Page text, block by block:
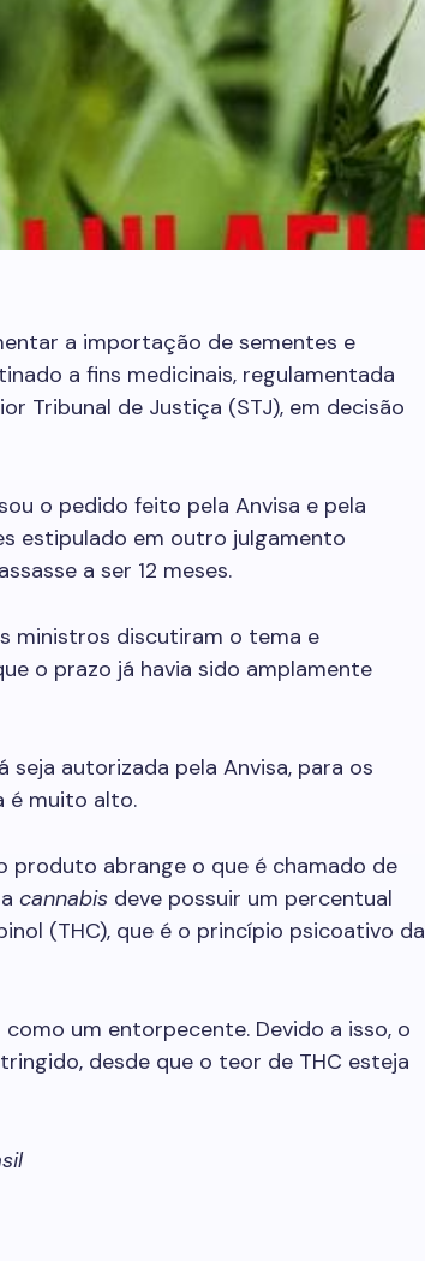
a importação de sementes e
a fins medicinais, regulamentada
Tribunal de Justiça (STJ), em decisão
o pedido feito pela Anvisa e pela
estipulado em outro julgamento
a ser 12 meses.
ministros discutiram o tema e
o prazo já havia sido amplamente
seja autorizada pela Anvisa, para os
é muito alto.
produto abrange o que é chamado de
cannabis deve possuir um percentual
(THC), que é o princípio psicoativo da
um entorpecente. Devido a isso, o
desde que o teor de THC esteja